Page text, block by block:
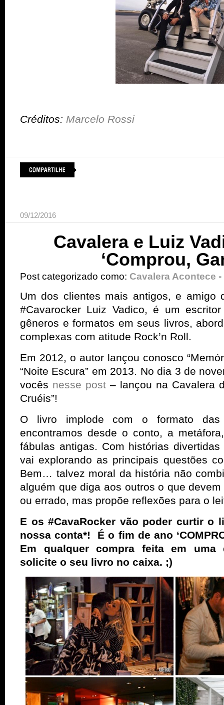
Créditos: Marcelo Rossi
09/12/2016
Cavalera e Luiz
‘Comprou,
Post categorizado como: Cavalera Acontece -
Um dos clientes mais antigos, e amigo
#Cavarocker Luiz Vadico, é um
gêneros e formatos em seus livros,
complexas com atitude Rock’n Roll.
Em 2012, o autor lançou conosco
“Noite Escura” em 2013. No dia 3 de
vocês nesse post – lançou na Cavalera
Cruéis”!
O livro implode com o formato das
encontramos desde o conto, a
fábulas antigas. Com histórias
vai explorando as principais questões
Bem… talvez moral da história não
alguém que diga aos outros o que
ou errado, mas propõe reflexões para o
E os #CavaRocker vão poder curtir o
nossa conta*! É o fim de ano
Em qualquer compra feita em uma
solicite o seu livro no caixa. ;)